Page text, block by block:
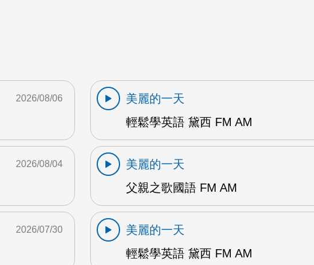
2026/08/06
美麗的一天
輕鬆學英語 黛西 FM AM
2026/08/04
美麗的一天
父親之歌國語 FM AM
2026/07/30
美麗的一天
輕鬆學英語 黛西 FM AM